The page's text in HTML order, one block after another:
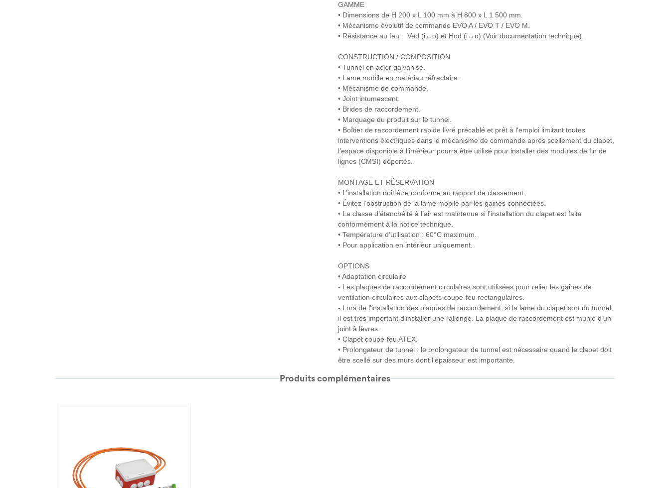
GAMME
• Dimensions de H 200 x L 100 mm à H 800 x L 1 500 mm.
• Mécanisme évolutif de commande EVO A / EVO T / EVO M.
• Résistance au feu : Ved (i↔o) et Hod (i↔o) (Voir documentation technique).
CONSTRUCTION / COMPOSITION
• Tunnel en acier galvanisé.
• Lame mobile en matériau réfractaire.
• Mécanisme de commande.
• Joint intumescent.
• Brides de raccordement.
• Marquage du produit sur le tunnel.
• Boîtier de raccordement rapide livré précablé et prêt à l'emploi limitant toutes
interventions électriques dans le mécanisme de commande après scellement du clapet,
l’espace disponible à l’intérieur pourra être utilisé pour installer des modules de fin de
lignes (CMSI) déportés.
MONTAGE ET RÉSERVATION
• L’installation doit être conforme au rapport de classement.
• Évitez l’obstruction de la lame mobile par les gaines connectées.
• La classe d’étanchéité à l’air est maintenue si l’installation du clapet est faite
conformément à la notice technique.
• Température d’utilisation : 60°C maximum.
• Pour application en intérieur uniquement.
OPTIONS
• Adaptation circulaire
- Les plaques de raccordement circulaires sont utilisées pour relier les gaines de
ventilation circulaires aux clapets coupe-feu rectangulaires.
- Lors de l’installation des plaques de raccordement, si la lame du clapet sort du tunnel,
il est très important d’installer une rallonge. La plaque de raccordement est munie d’un
joint à lèvres.
• Clapet coupe-feu ATEX.
• Prolongateur de tunnel : le prolongateur de tunnel est nécessaire quand le clapet doit
être scellé sur des murs dont l’épaisseur est importante.
Produits complémentaires